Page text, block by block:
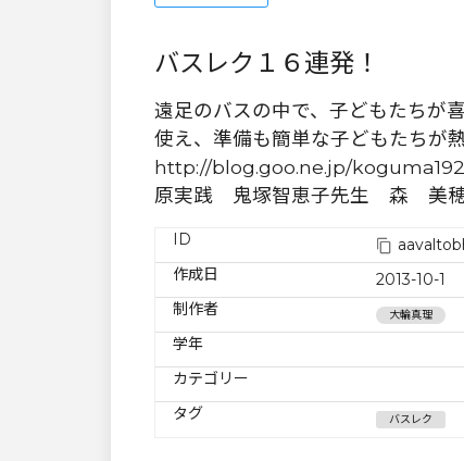
バスレク１６連発！
遠足のバスの中で、子どもたちが
使え、準備も簡単な子どもたちが
http://blog.goo.ne.jp/
原実践 鬼塚智恵子先生 森 美
ID
作成日
2013-10-1
制作者
大輪真理
学年
カテゴリー
タグ
バスレク